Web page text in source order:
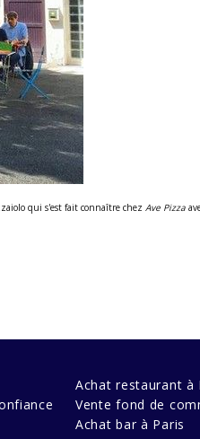
qui s'est fait connaître chez Ave Pizza
Achat restaurant à
Vente fond de
Achat bar à Paris